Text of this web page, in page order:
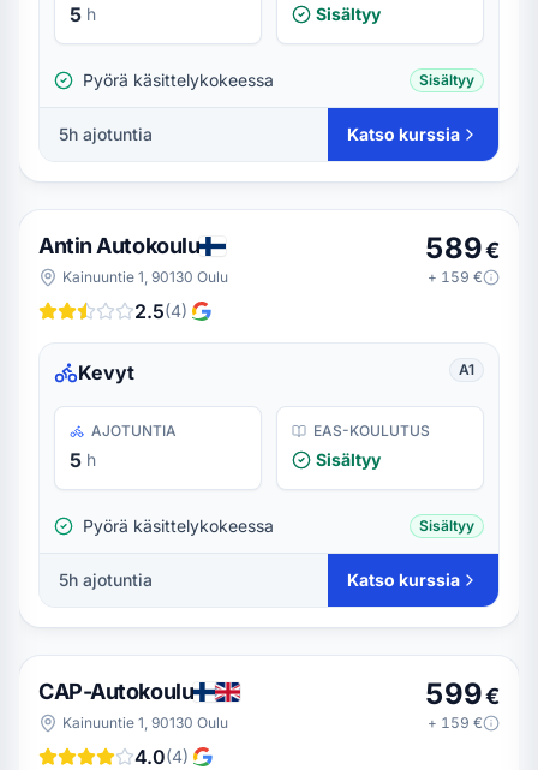
5 h Sisältyy
Pyörä käsittelykokeessa Sisältyy
5h ajotuntia Katso kurssia
Antin Autokoulu
Kainuuntie 1, 90130 Oulu
2.5(4)
589€
+ 159 €
Kevyt A1
AJOTUNTIA
5 h
EAS-KOULUTUS
Sisältyy
Pyörä käsittelykokeessa Sisältyy
5h ajotuntia Katso kurssia
CAP-Autokoulu
Kainuuntie 1, 90130 Oulu
4.0(4)
599€
+ 159 €